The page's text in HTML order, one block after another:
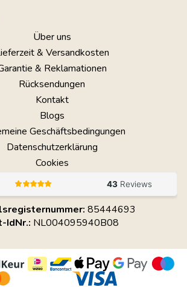
Über uns
& Versandkosten
& Reklamationen
Rücksendungen
Kontakt
Blogs
Geschäftsbedingungen
Datenschutzerklärung
Cookies
85444693
IdNr.: NL004095940B08